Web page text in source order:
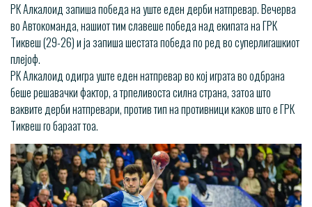
РК Алкалоид запиша победа на уште еден дерби натпревар. Вечерва
во Автокоманда, нашиот тим славеше победа над екипата на ГРК
Тиквеш (29-26) и ја запиша шестата победа по ред во суперлигашкиот
плејоф.
РК Алкалоид одигра уште еден натпревар во кој играта во одбрана
беше решавачки фактор, а трпеливоста силна страна, затоа што
ваквите дерби натпревари, против тип на противници каков што е ГРК
Тиквеш го бараат тоа.